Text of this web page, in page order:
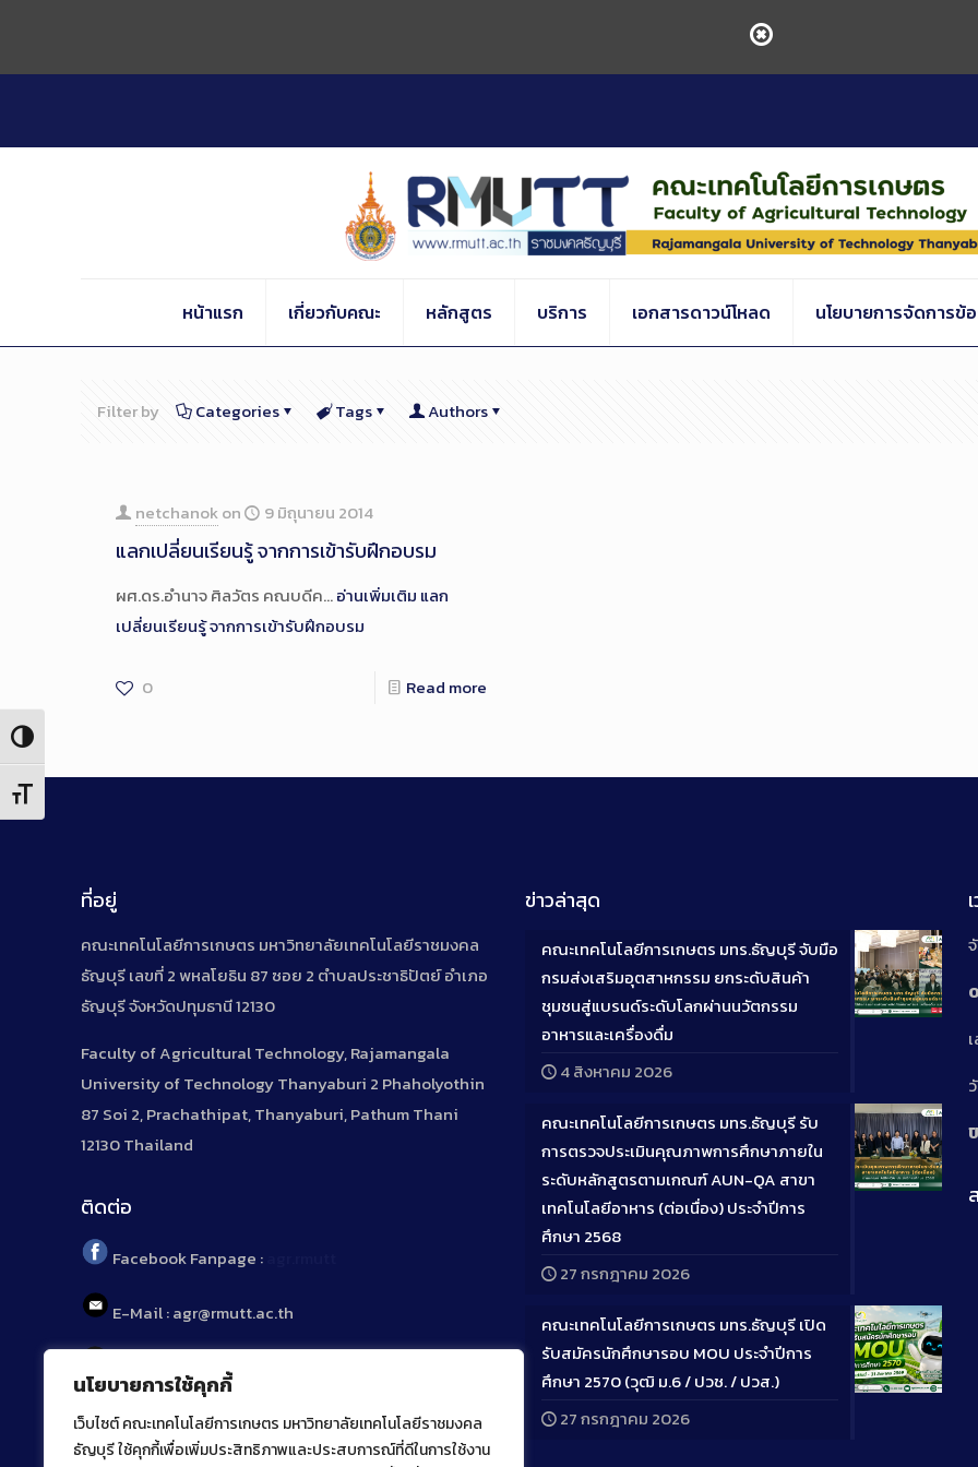
นโยบายการใช้คุกกี้
เว็บไซต์ คณะเทคโนโลยีการเกษตร มหาวิทยาลัยเทคโนโลยีราชมงคล
ธัญบุรี ใช้คุกกี้เพื่อเพิ่มประสิทธิภาพและประสบการณ์ที่ดีในการใช้งาน
Content
Toggle High Contrast
Toggle Font size
หน้าแรก เกี่ยวกับคณะ หลักสูตร บริการ เอกสารดาวน์โหลด นโยบายการจัดการข้
Filter by Categories Tags Authors
netchanokon 9 มิถุนายน 2014
แลกเปลี่ยนเรียนรู้ จากการเข้ารับฝึกอบรม
ผศ.ดร.อำนาจ ศิลวัตร คณบดีค…อ่านเพิ่มเติม แลก
เปลี่ยนเรียนรู้ จากการเข้ารับฝึกอบรม
0 Read more
ที่อยู่
คณะเทคโนโลยีการเกษตร มหาวิทยาลัยเทคโนโลยีราชมงคล
ธัญบุรี เลขที่ 2 พหลโยธิน 87 ซอย 2 ตำบลประชาธิปัตย์ อำเภอ
ธัญบุรี จังหวัดปทุมธานี 12130
Faculty of Agricultural Technology, Rajamangala
University of Technology Thanyaburi 2 Phaholyothin
87 Soi 2, Prachathipat, Thanyaburi, Pathum Thani
12130 Thailand
ติดต่อ
Facebook Fanpage :
E-Mail : agr@rmutt.ac.th
Tel : 02 592 1955
ข่าวล่าสุด
Long
คณะเทคโนโลยีการเกษตร มทร.ธัญบุรี จับมือ
กรมส่งเสริมอุตสาหกรรม ยกระดับสินค้า
ชุมชนสู่แบรนด์ระดับโลกผ่านนวัตกรรม
อาหารและเครื่องดื่ม
4 สิงหาคม 2026
Long
คณะเทคโนโลยีการเกษตร มทร.ธัญบุรี รับ
การตรวจประเมินคุณภาพการศึกษาภายใน
ระดับหลักสูตรตามเกณฑ์ AUN-QA สาขา
เทคโนโลยีอาหาร (ต่อเนื่อง) ประจำปีการ
ศึกษา 2568
27 กรกฎาคม 2026
Long
คณะเทคโนโลยีการเกษตร มทร.ธัญบุรี เปิด
รับสมัครนักศึกษารอบ MOU ประจำปีการ
ศึกษา 2570 (วุฒิ ม.6 / ปวช. / ปวส.)
27 กรกฎาคม 2026